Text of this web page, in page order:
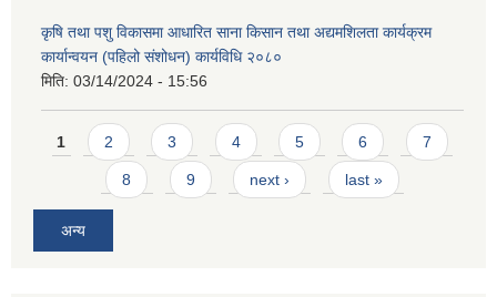
कृषि तथा पशु विकासमा आधारित साना किसान तथा अद्यमशिलता कार्यक्रम
कार्यान्वयन (पहिलो संशोधन) कार्यविधि २०८०
मिति: 03/14/2024 - 15:56
Pages
1 2 3 4 5 6 7
8 9 next › last »
अन्य